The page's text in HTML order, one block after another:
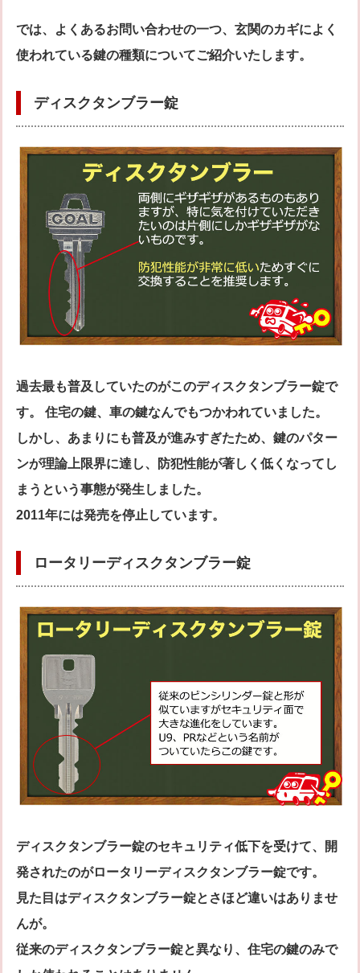
では、よくあるお問い合わせの一つ、玄関のカギによく
使われている鍵の種類についてご紹介いたします。
ディスクタンブラー錠
過去最も普及していたのがこのディスクタンブラー錠で
す。 住宅の鍵、車の鍵なんでもつかわれていました。
しかし、あまりにも普及が進みすぎたため、鍵のパター
ンが理論上限界に達し、防犯性能が著しく低くなってし
まうという事態が発生しました。
2011年には発売を停止しています。
ロータリーディスクタンブラー錠
ディスクタンブラー錠のセキュリティ低下を受けて、開
発されたのがロータリーディスクタンブラー錠です。
見た目はディスクタンブラー錠とさほど違いはありませ
んが。
従来のディスクタンブラー錠と異なり、住宅の鍵のみで